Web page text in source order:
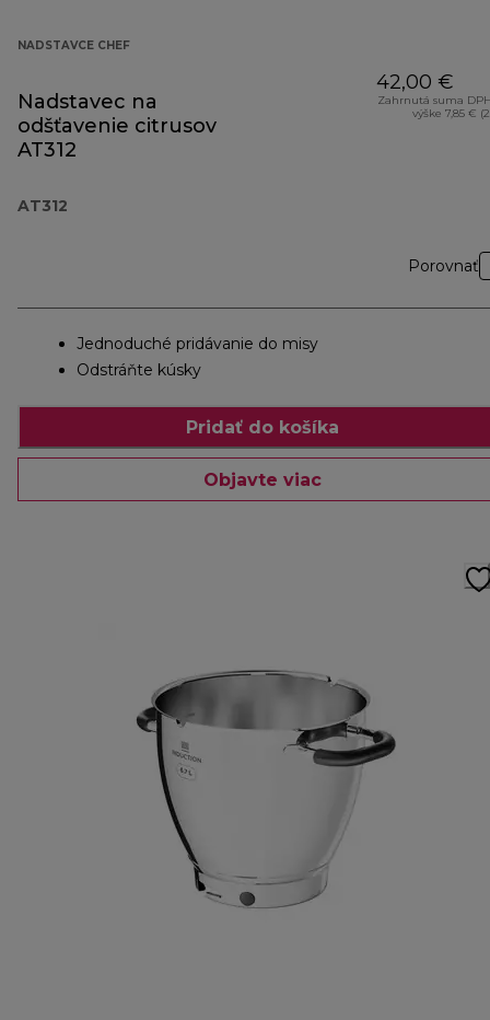
NADSTAVCE CHEF
Nadstavec na
odšťavenie citrusov
AT312
AT312
42,00 €
Zahrnutá suma
výške 7,85 €
Porovnať
Jednoduché pridávanie do misy
Odstráňte kúsky
Pridať do košíka
Objavte viac